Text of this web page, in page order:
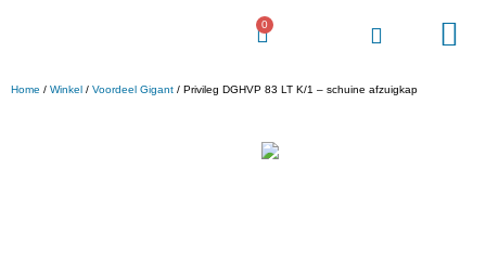
0
Home / Winkel / Voordeel Gigant / Privileg DGHVP 83 LT K/1 – schuine afzuigkap